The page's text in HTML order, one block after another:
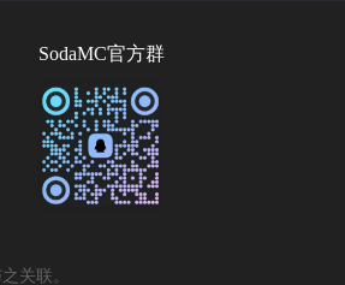
SodaMC官方群
关联。